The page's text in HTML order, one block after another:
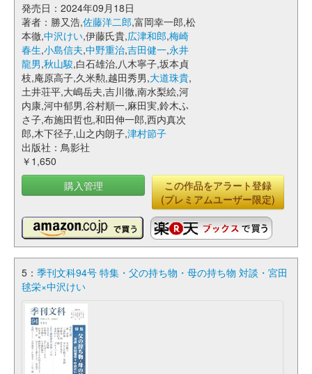
発売日：2024年09月18日
著者：勝又浩,佐藤洋二郎,富岡幸一郎,松
本徹,中沢けい,伊藤氏貴,広津和郎,梅崎
春生,小島信夫,中野重治,吉田健一,永井
龍男,秋山駿,白石雄治,八木寧子,坂本貞
枝,庵原高子,久米勲,越田秀男,大道珠貴,
土井荘平,大嶋岳夫,吉川徹,南水梨絵,河
内康,河中郁男,谷村順一,麻田実,鈴木ふ
さ子,布施田哲也,和田伸一郎,西内真次
郎,木下径子,山之内朗子,津村節子
出版社：鳥影社
￥1,650
購入管理
この作品をアラート登録
(プレミアムユーザー限定)
5： 季刊文科94号 特集・父の持ち物・母の持ち物 対談・宮田
毬栄×中沢けい